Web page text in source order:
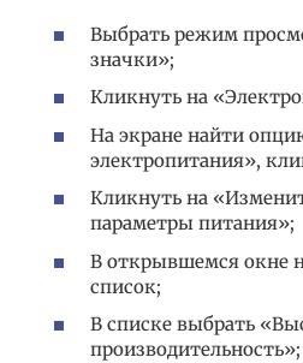
Выбрать режим
значки»;
Кликнуть на
На экране найти
электропитания»,
Кликнуть на
параметры питания»;
В открывшемся окне
список;
В списке выбрать
производительность»;